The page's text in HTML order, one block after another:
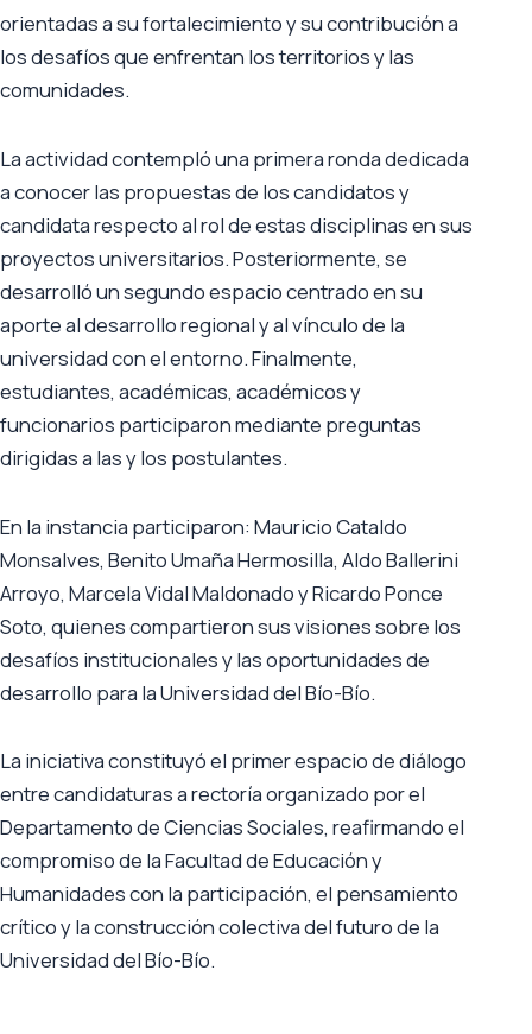
orientadas a su fortalecimiento y su contribución a
los desafíos que enfrentan los territorios y las
comunidades.
La actividad contempló una primera ronda dedicada
a conocer las propuestas de los candidatos y
candidata respecto al rol de estas disciplinas en sus
proyectos universitarios. Posteriormente, se
desarrolló un segundo espacio centrado en su
aporte al desarrollo regional y al vínculo de la
universidad con el entorno. Finalmente,
estudiantes, académicas, académicos y
funcionarios participaron mediante preguntas
dirigidas a las y los postulantes.
En la instancia participaron: Mauricio Cataldo
Monsalves, Benito Umaña Hermosilla, Aldo Ballerini
Arroyo, Marcela Vidal Maldonado y Ricardo Ponce
Soto, quienes compartieron sus visiones sobre los
desafíos institucionales y las oportunidades de
desarrollo para la Universidad del Bío-Bío.
La iniciativa constituyó el primer espacio de diálogo
entre candidaturas a rectoría organizado por el
Departamento de Ciencias Sociales, reafirmando el
compromiso de la Facultad de Educación y
Humanidades con la participación, el pensamiento
crítico y la construcción colectiva del futuro de la
Universidad del Bío-Bío.